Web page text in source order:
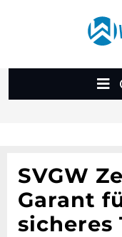
SVGW
Garant
sicheres